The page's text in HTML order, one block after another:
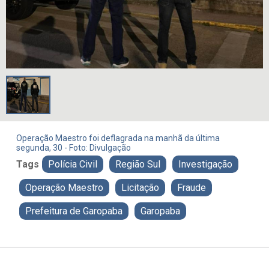
Operação Maestro foi deflagrada na manhã da última
segunda, 30 - Foto: Divulgação
Tags Polícia Civil Região Sul Investigação
Operação Maestro Licitação Fraude
Prefeitura de Garopaba Garopaba